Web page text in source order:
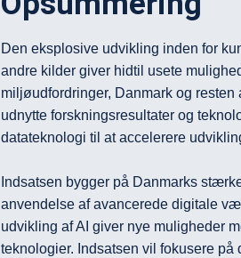
Den eksplosive udvikling inden for
andre kilder giver hidtil usete
miljøudfordringer, Danmark og
udnytte forskningsresultater og
datateknologi til at accelerere
Indsatsen bygger på Danmarks
anvendelse af avancerede digitale
udvikling af AI giver nye muligheder
teknologier. Indsatsen vil fokusere